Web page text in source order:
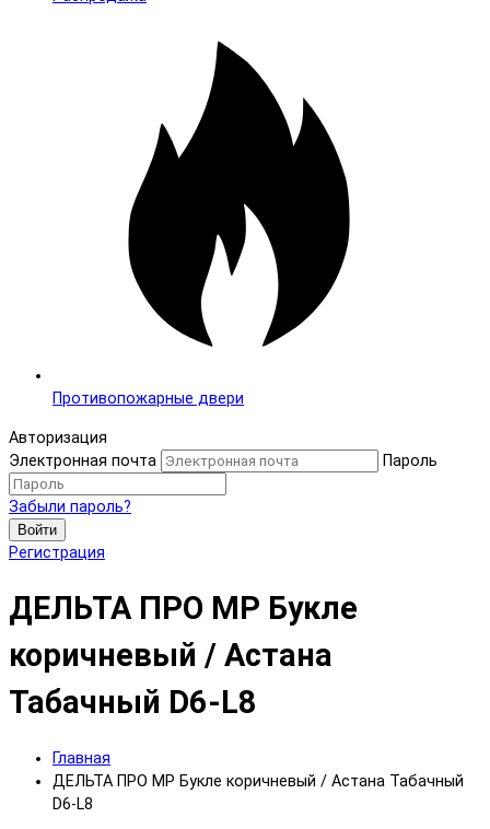
Противопожарные двери
Авторизация
Электронная почта
Пароль
Забыли пароль?
Войти
Регистрация
ДЕЛЬТА ПРО MP Букле
коричневый / Астана
Табачный D6-L8
Главная
ДЕЛЬТА ПРО MP Букле коричневый / Астана Табачный
D6-L8